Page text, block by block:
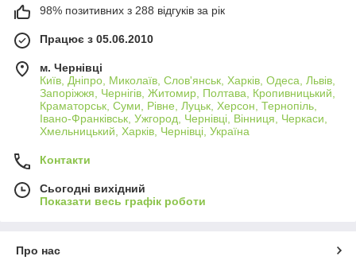
98% позитивних з 288 відгуків за рік
Працює з 05.06.2010
м. Чернівці
Київ, Дніпро, Миколаїв, Слов'янськ, Харків, Одеса, Львів,
Запоріжжя, Чернігів, Житомир, Полтава, Кропивницький,
Краматорськ, Суми, Рівне, Луцьк, Херсон, Тернопіль,
Івано-Франківськ, Ужгород, Чернівці, Вінниця, Черкаси,
Хмельницький, Харків, Чернівці, Україна
Контакти
Сьогодні вихідний
Показати весь графік роботи
Про нас